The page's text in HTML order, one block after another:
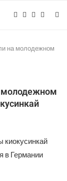
на молодежном
молодежном
киокусинкай
в Германии